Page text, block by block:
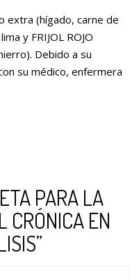
extra (hígado, carne de
y FRIJOL ROJO
Debido a su
su médico, enfermera
PARA LA
CRÓNICA EN
”